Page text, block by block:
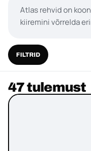
Atlas rehvid on
kiiremini võrrelda
FILTRID
47 tulemust